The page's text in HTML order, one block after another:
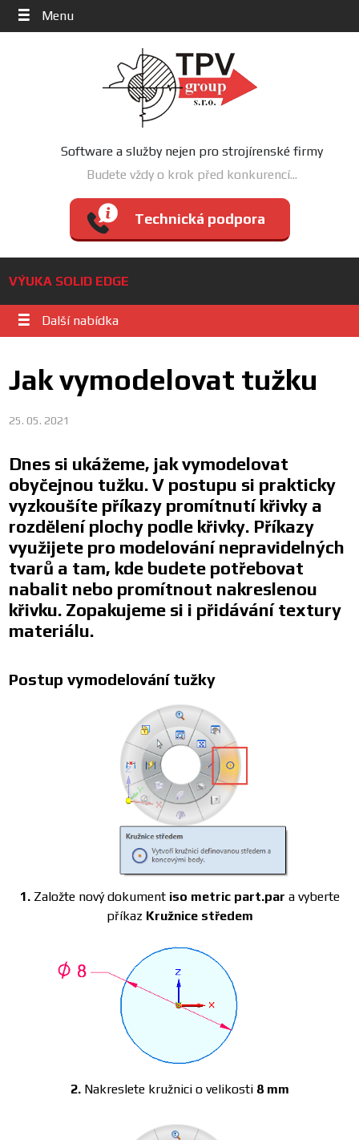
Menu
Software a služby nejen pro strojírenské firmy
Budete vždy o krok před konkurencí...
Technická podpora
VÝUKA SOLID EDGE
Další nabídka
Jak vymodelovat tužku
25. 05. 2021
Dnes si ukážeme, jak vymodelovat
obyčejnou tužku. V postupu si prakticky
vyzkoušíte příkazy promítnutí křivky a
rozdělení plochy podle křivky. Příkazy
využijete pro modelování nepravidelných
tvarů a tam, kde budete potřebovat
nabalit nebo promítnout nakreslenou
křivku. Zopakujeme si i přidávání textury
materiálu.
Postup vymodelování tužky
1.Založte nový dokumentiso metric part.par a vyberte
příkaz Kružnice středem
2.Nakreslete kružnici o velikosti8 mm